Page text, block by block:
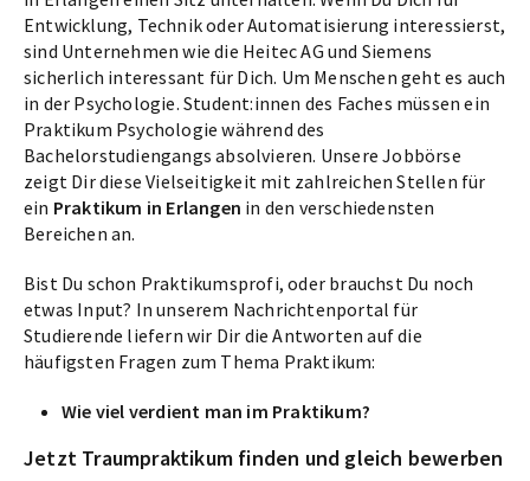
Entwicklung, Technik oder Automatisierung interessierst,
sind Unternehmen wie die Heitec AG und Siemens
sicherlich interessant für Dich. Um Menschen geht es auch
in der Psychologie. Student:innen des Faches müssen ein
Praktikum Psychologie während des
Bachelorstudiengangs absolvieren. Unsere Jobbörse
zeigt Dir diese Vielseitigkeit mit zahlreichen Stellen für
ein Praktikum in Erlangen in den verschiedensten
Bereichen an.
Bist Du schon Praktikumsprofi, oder brauchst Du noch
etwas Input? In unserem Nachrichtenportal für
Studierende liefern wir Dir die Antworten auf die
häufigsten Fragen zum Thema Praktikum:
Wie viel verdient man im Praktikum?
Jetzt Traumpraktikum finden und gleich bewerben